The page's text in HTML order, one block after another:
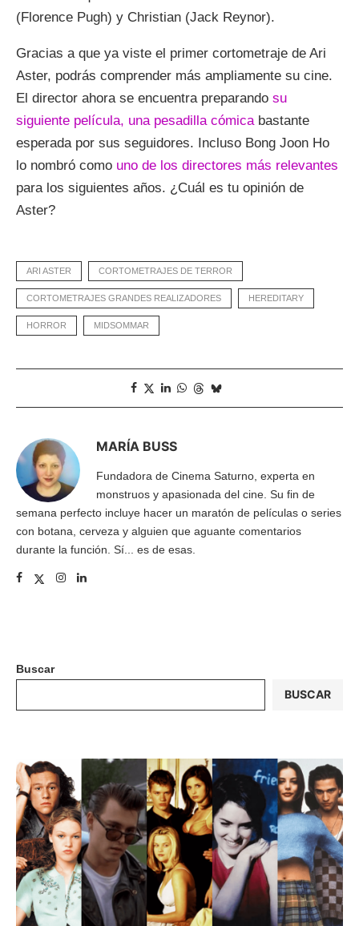
(Florence Pugh) y Christian (Jack Reynor).
Gracias a que ya viste el primer cortometraje de Ari
Aster, podrás comprender más ampliamente su cine.
El director ahora se encuentra preparando su
siguiente película, una pesadilla cómicabastante
esperada por sus seguidores. Incluso Bong Joon Ho
lo nombró como uno de los directores más relevantes
para los siguientes años. ¿Cuál es tu opinión de
Aster?
ARI ASTER CORTOMETRAJES DE TERROR
CORTOMETRAJES GRANDES REALIZADORES HEREDITARY
HORROR MIDSOMMAR
MARÍA BUSS
Fundadora de Cinema Saturno, experta en
monstruos y apasionada del cine. Su fin de
semana perfecto incluye hacer un maratón de películas o series
con botana, cerveza y alguien que aguante comentarios
durante la función. Sí... es de esas.
Buscar
BUSCAR